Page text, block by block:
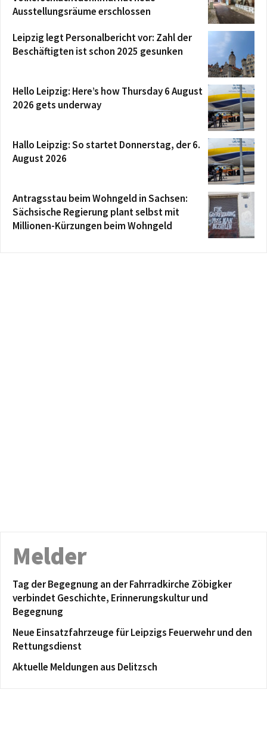
Ausstellungsräume erschlossen
Leipzig legt Personalbericht vor: Zahl der
Beschäftigten ist schon 2025 gesunken
Hello Leipzig: Here’s how Thursday 6 August
2026 gets underway
Hallo Leipzig: So startet Donnerstag, der 6.
August 2026
Antragsstau beim Wohngeld in Sachsen:
Sächsische Regierung plant selbst mit
Millionen-Kürzungen beim Wohngeld
Melder
Tag der Begegnung an der Fahrradkirche Zöbigker
verbindet Geschichte, Erinnerungskultur und
Begegnung
Neue Einsatzfahrzeuge für Leipzigs Feuerwehr und den
Rettungsdienst
Aktuelle Meldungen aus Delitzsch